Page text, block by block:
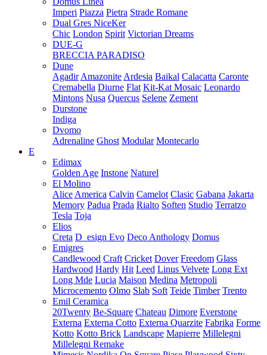
Imperi Piazza Pietra Strade Romane
Dual Gres NiceKer
Chic London Spirit Victorian Dreams
DUE-G
BRECCIA PARADISO
Dune
Agadir Amazonite Ardesia Baikal Calacatta Caronte
Cremabella Diurne Flat Kit-Kat Mosaic Leonardo
Mintons Nusa Quercus Selene Zement
Durstone
Indiga
Dvomo
Adrenaline Ghost Modular Montecarlo
E
Edimax
Golden Age Instone Naturel
El Molino
Alice America Calvin Camelot Clasic Gabana Jakarta
Memory Padua Prada Rialto Soften Studio Terratzo
Tesla Toja
Elios
Creta D_esign Evo Deco Anthology Domus
Emigres
Candlewood Craft Cricket Dover Freedom Glass
Hardwood Hardy Hit Leed Linus Velvete Long Ext
Long Mde Lucia Maison Medina Metropoli
Microcemento Olmo Slab Soft Teide Timber Trento
Emil Ceramica
20Twenty Be-Square Chateau Dimore Everstone
Externa Externa Cotto Externa Quarzite Fabrika Forme
Kotto Kotto Brick Landscape Mapierre Millelegni
Millelegni Remake